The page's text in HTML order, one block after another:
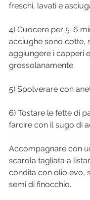
freschi, lavati e
4) Cuocere per 5-6
acciughe sono cotte,
aggiungere i capperi
grossolanamente.
5) Spolverare con
6) Tostare le fette di
farcire con il sugo di
Accompagnare con
scarola tagliata a
condita con olio evo,
semi di finocchio.